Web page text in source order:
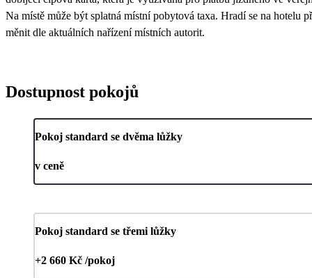
Na místě může být splatná místní pobytová taxa. Hradí se na hotelu
měnit dle aktuálních nařízení místních autorit.
Dostupnost pokojů
Pokoj standard se dvěma lůžky
v ceně
Pokoj standard se třemi lůžky
+2 660 Kč /pokoj